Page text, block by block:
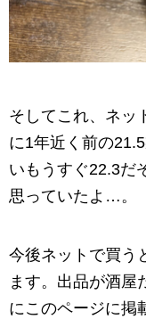
そしてこれ、ネッ
に1年近く前の
いもうすぐ22.3だ
思っていたよ…。
今後ネットで買う
ます。出品が酒
にこのページに掲